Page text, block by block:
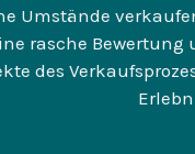
Umstände
rasche
des